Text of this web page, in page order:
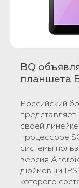
BQ
планшета
Российский
своей
процессоре
системы
версия
дюймовым
которого